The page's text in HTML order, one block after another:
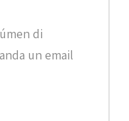
di
un email